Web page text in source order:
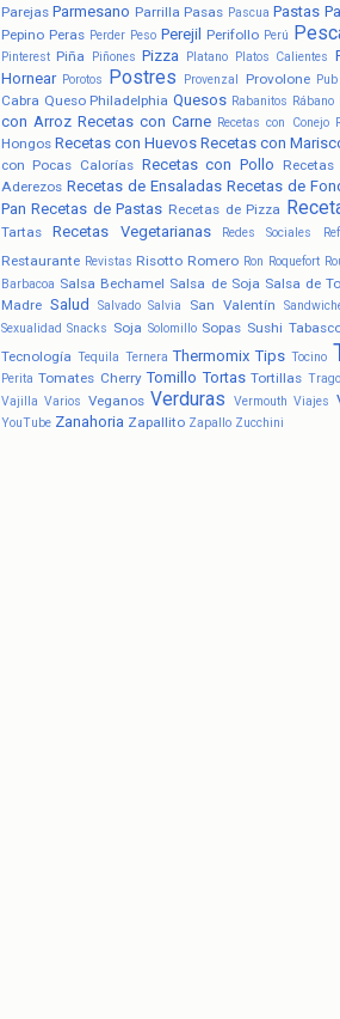
Parejas Parmesano Parrilla Pasas Pascua Pastas
Pepino Peras Perder Peso Perejil Perifollo Perú
Pinterest Piña Piñones Pizza Platano Platos Calientes
Hornear Porotos Postres Provenzal Provolone Pub
Cabra Queso Philadelphia Quesos Rabanitos Rábano
con Arroz Recetas con Carne Recetas con Conejo
Hongos Recetas con Huevos Recetas con
con Pocas Calorías Recetas con Pollo
Aderezos Recetas de Ensaladas Recetas de
Pan Recetas de Pastas Recetas de Pizza
Tartas
Recetas Vegetarianas Redes Sociales
Restaurante Revistas Risotto Romero Ron Roquefort
Barbacoa Salsa Bechamel Salsa de Soja Salsa de
Madre Salud Salvado Salvia San Valentín
Sexualidad Snacks Soja Solomillo Sopas Sushi
Tecnología Tequila Ternera Thermomix Tips Tocino
Perita Tomates Cherry Tomillo Tortas Tortillas
Vajilla Varios Veganos Verduras Vermouth Viajes
YouTube Zanahoria Zapallito Zapallo Zucchini